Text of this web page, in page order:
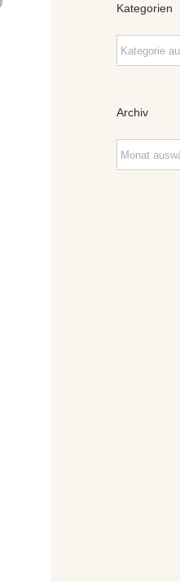
Kategorien
Kategorien
Archiv
Archiv